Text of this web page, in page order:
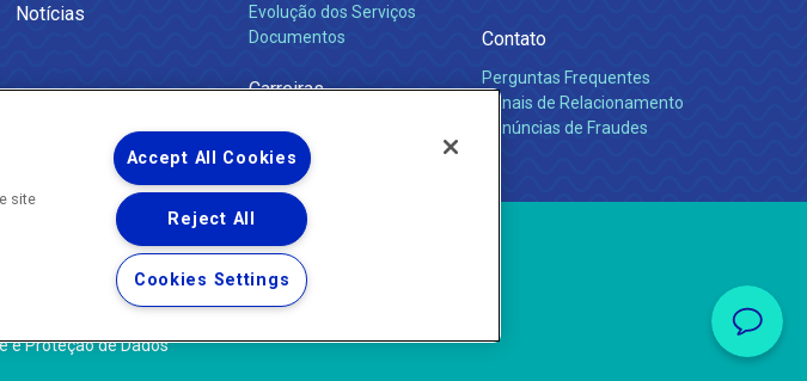
Notícias
Evolução dos Serviços
Documentos
Carreiras
Contato
Perguntas Frequentes
Canais de Relacionamento
Denúncias de Fraudes
- Todos os Direitos Reservados.
e Proteção de Dados
site
Accept All Cookies
Reject All
Cookies Settings